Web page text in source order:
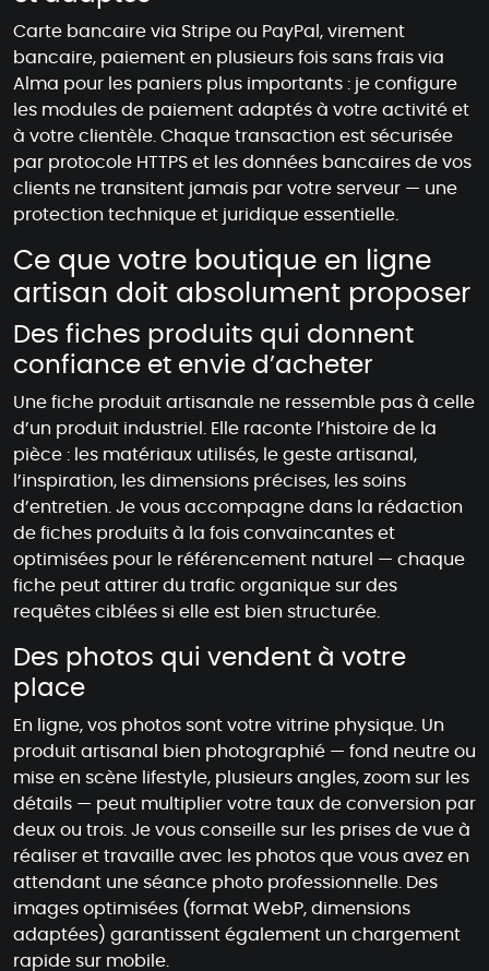
Carte bancaire via Stripe ou PayPal, virement
bancaire, paiement en plusieurs fois sans frais via
Alma pour les paniers plus importants : je configure
les modules de paiement adaptés à votre activité et
à votre clientèle. Chaque transaction est sécurisée
par protocole HTTPS et les données bancaires de vos
clients ne transitent jamais par votre serveur — une
protection technique et juridique essentielle.
Ce que votre boutique en ligne
artisan doit absolument proposer
Des fiches produits qui donnent
confiance et envie d’acheter
Une fiche produit artisanale ne ressemble pas à celle
d’un produit industriel. Elle raconte l’histoire de la
pièce : les matériaux utilisés, le geste artisanal,
l’inspiration, les dimensions précises, les soins
d’entretien. Je vous accompagne dans la rédaction
de fiches produits à la fois convaincantes et
optimisées pour le référencement naturel — chaque
fiche peut attirer du trafic organique sur des
requêtes ciblées si elle est bien structurée.
Des photos qui vendent à votre
place
En ligne, vos photos sont votre vitrine physique. Un
produit artisanal bien photographié — fond neutre ou
mise en scène lifestyle, plusieurs angles, zoom sur les
détails — peut multiplier votre taux de conversion par
deux ou trois. Je vous conseille sur les prises de vue à
réaliser et travaille avec les photos que vous avez en
attendant une séance photo professionnelle. Des
images optimisées (format WebP, dimensions
adaptées) garantissent également un chargement
rapide sur mobile.